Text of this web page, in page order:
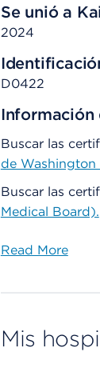
Se unió a
2024
D0422
Información
Buscar las
de
Buscar las
Medical Board).
Read More
Mis